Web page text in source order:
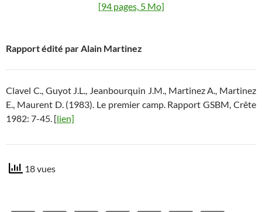
[94 pages, 5 Mo]
Rapport édité par Alain Martinez
Clavel C., Guyot J.L., Jeanbourquin J.M., Martinez A., Martinez
E., Maurent D. (1983). Le premier camp. Rapport GSBM, Crête
1982: 7-45. [lien]
18 vues